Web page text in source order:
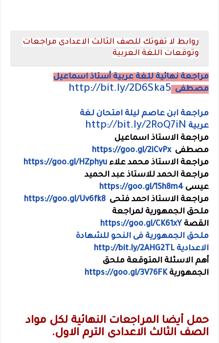
روابط لا تفوتك للصف الثالث الاعدادى مراجعات
وتوقعات اللغة العربية
مراجعة نهائية للغة عربية أستاذ اسماعيل
مصطفى http://bit.ly/2D6Ska5
مراجعة ابن عاصم ليلة امتحان لغة
عربية http://bit.ly/2RoQ7iN
مراجعة الاستاذ اسماعيل
مصطفىhttps://goo.gl/2iCvPx
مراجعة الاستاذ محمد علاء https://goo.gl/HZphyu
مراجعة الحمد للاستاذ عبد الحميد
عيسى https://goo.gl/1Sh8m4
مراجعة الاستاذ احمد فتحى https://goo.gl/Uv6fk8
ملحق الجمهورية لمراجعة
القصة https://goo.gl/CK61xY
ملحق الجمهورية فى النحو للشهادة
الاعدادية http://bit.ly/2AHG2TL
أهم الاسئلة المتوقعة ملحق
الجمهوريةhttps://goo.gl/3V76FK
حمل أيضا المراجعات النهائية لكل مواد
الصف الثالث الاعدادى الترم الاول.